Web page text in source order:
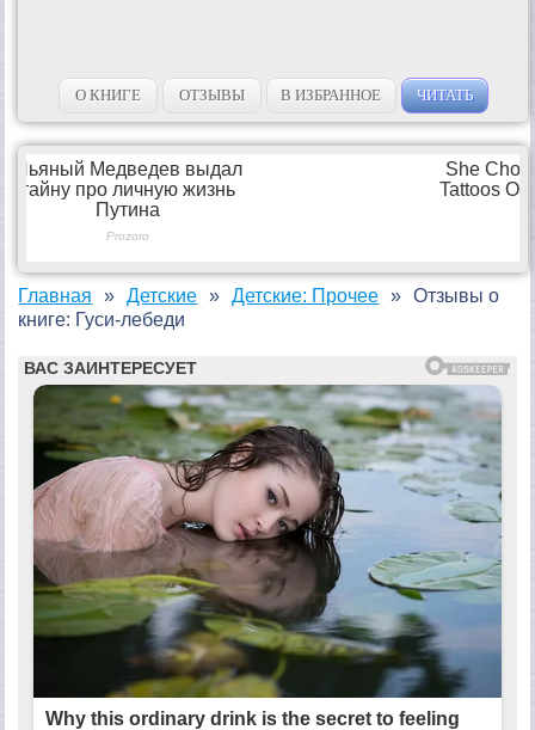
О КНИГЕ ОТЗЫВЫ В ИЗБРАННОЕ ЧИТАТЬ
Главная Детские Детские: Прочее
Отзывы о
книге: Гуси-лебеди